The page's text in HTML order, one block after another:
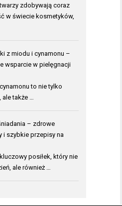
zdobywają coraz
w świecie kosmetyków,
z miodu i cynamonu –
wsparcie w pielęgnacji
to nie tylko
także …
– zdrowe
i szybkie przepisy na
posiłek, który nie
ale również …